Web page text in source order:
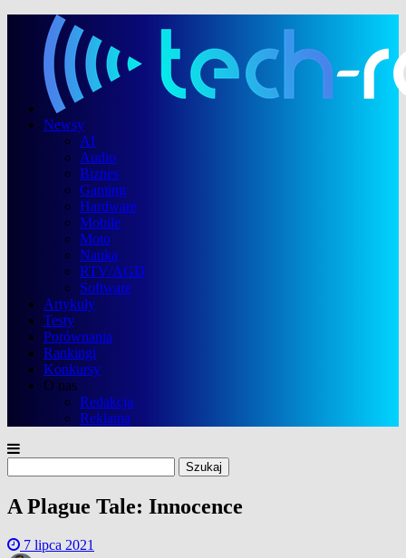
Newsy
AI
Audio
Biznes
Gaming
Hardware
Mobile
Moto
Nauka
RTV/AGD
Software
Artykuły
Testy
Porównania
Rankingi
Konkursy
O nas
Redakcja
Reklama
A Plague Tale: Innocence
7 lipca 2021